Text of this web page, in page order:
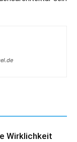
Wirklichkeit